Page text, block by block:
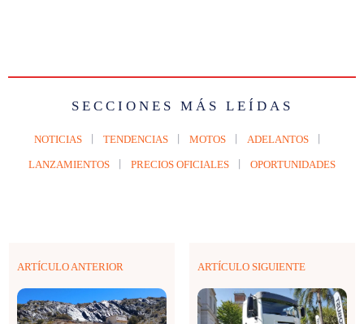
SECCIONES MÁS LEÍDAS
NOTICIAS TENDENCIAS MOTOS ADELANTOS
LANZAMIENTOS PRECIOS OFICIALES OPORTUNIDADES
ARTÍCULO ANTERIOR ARTÍCULO SIGUIENTE